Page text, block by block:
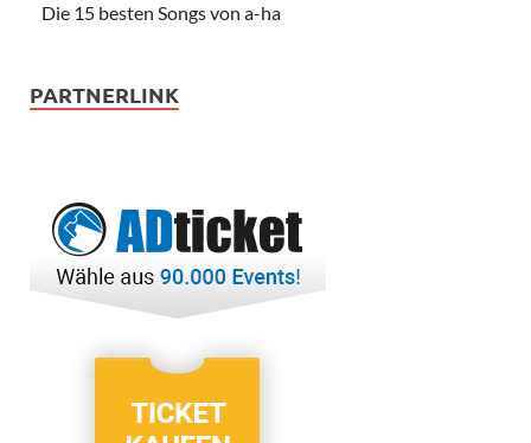
Die 15 besten Songs von a-ha
PARTNERLINK